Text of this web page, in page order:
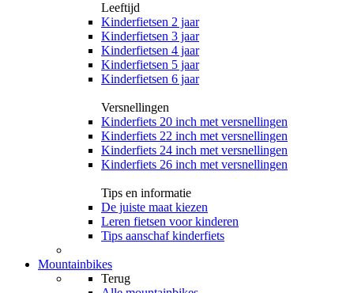
Leeftijd
Kinderfietsen 2 jaar
Kinderfietsen 3 jaar
Kinderfietsen 4 jaar
Kinderfietsen 5 jaar
Kinderfietsen 6 jaar
Versnellingen
Kinderfiets 20 inch met versnellingen
Kinderfiets 22 inch met versnellingen
Kinderfiets 24 inch met versnellingen
Kinderfiets 26 inch met versnellingen
Tips en informatie
De juiste maat kiezen
Leren fietsen voor kinderen
Tips aanschaf kinderfiets
Mountainbikes
Terug